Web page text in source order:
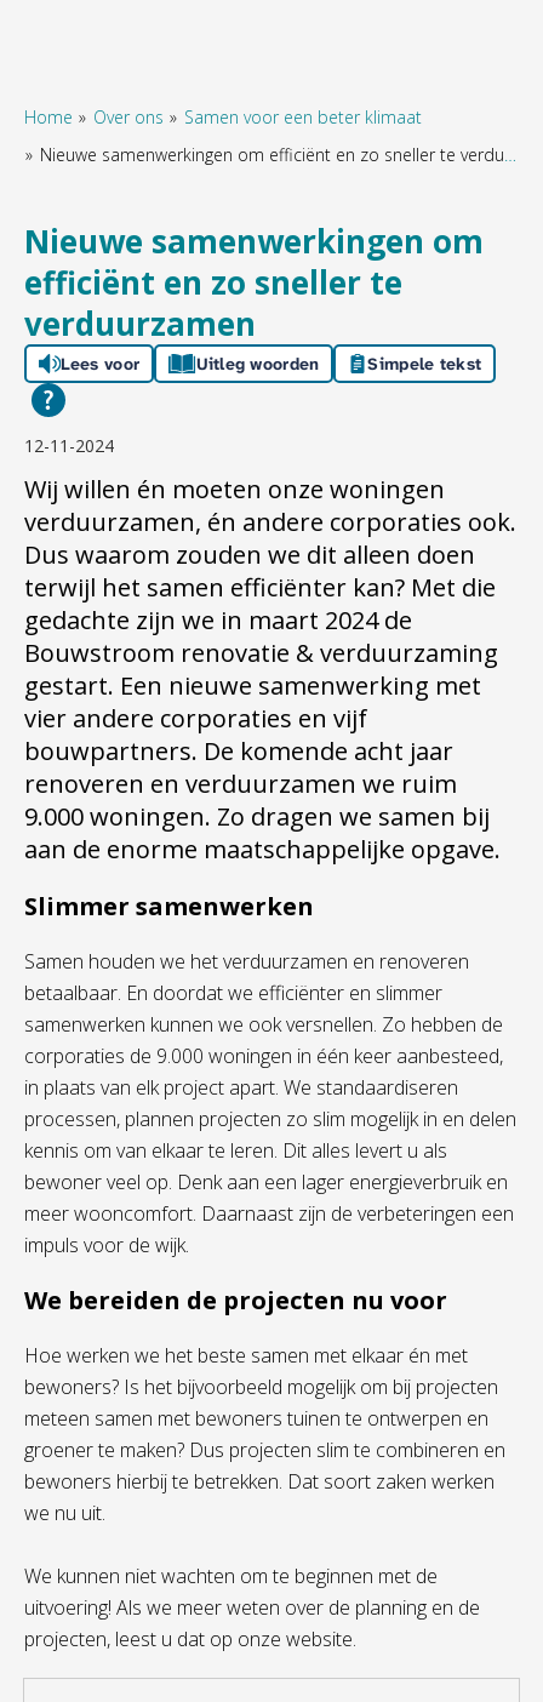
Home Over ons
Samen voor een beter klimaat
Nieuwe samenwerkingen om efficiënt en zo sneller te verduurzamen
Nieuwe samenwerkingen om
efficiënt en zo sneller te
verduurzamen
Lees voor Uitleg woorden Simpele tekst
12-11-2024
Wij willen én moeten onze woningen
verduurzamen, én andere corporaties ook.
Dus waarom zouden we dit alleen doen
terwijl het samen efficiënter kan? Met die
gedachte zijn we in maart 2024 de
Bouwstroom renovatie & verduurzaming
gestart. Een nieuwe samenwerking met
vier andere corporaties en vijf
bouwpartners. De komende acht jaar
renoveren en verduurzamen we ruim
9.000 woningen. Zo dragen we samen bij
aan de enorme maatschappelijke opgave.
Slimmer samenwerken
Samen houden we het verduurzamen en renoveren
betaalbaar. En doordat we efficiënter en slimmer
samenwerken kunnen we ook versnellen. Zo hebben de
corporaties de 9.000 woningen in één keer aanbesteed,
in plaats van elk project apart. We standaardiseren
processen, plannen projecten zo slim mogelijk in en delen
kennis om van elkaar te leren. Dit alles levert u als
bewoner veel op. Denk aan een lager energieverbruik en
meer wooncomfort. Daarnaast zijn de verbeteringen een
impuls voor de wijk.
We bereiden de projecten nu voor
Hoe werken we het beste samen met elkaar én met
bewoners? Is het bijvoorbeeld mogelijk om bij projecten
meteen samen met bewoners tuinen te ontwerpen en
groener te maken? Dus projecten slim te combineren en
bewoners hierbij te betrekken. Dat soort zaken werken
we nu uit.
We kunnen niet wachten om te beginnen met de
uitvoering! Als we meer weten over de planning en de
projecten, leest u dat op onze website.